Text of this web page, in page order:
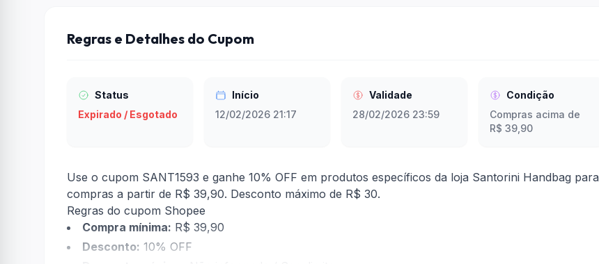
Regras e Detalhes do Cupom
Status
Expirado / Esgotado
Início
12/02/2026 21:17
Validade
28/02/2026 23:59
Condição
Compras acima de
R$ 39,90
Use o cupom SANT1593 e ganhe 10% OFF em produtos específicos da loja Santorini Handbag para
compras a partir de R$ 39,90. Desconto máximo de R$ 30.
Regras do cupom Shopee
Compra mínima: R$ 39,90
Desconto: 10% OFF